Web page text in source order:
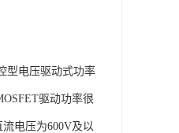
型电压驱动式功率
驱动功率很
电压为600V及以